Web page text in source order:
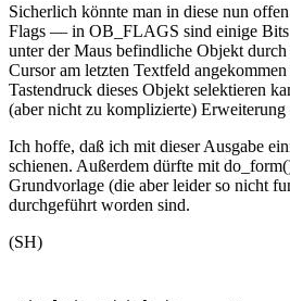
Sicherlich könnte man in diese nun
Flags — in OB_FLAGS sind einige Bits
unter der Maus befindliche Objekt
Cursor am letzten Textfeld
Tastendruck dieses Objekt selektieren
(aber nicht zu komplizierte)
Ich hoffe, daß ich mit dieser Ausgabe
schienen. Außerdem dürfte mit
Grundvorlage (die aber leider so nicht
durchgeführt worden sind.
(SH)